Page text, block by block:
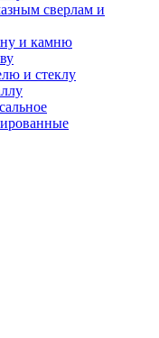
сверлам и
и камню
и стеклу